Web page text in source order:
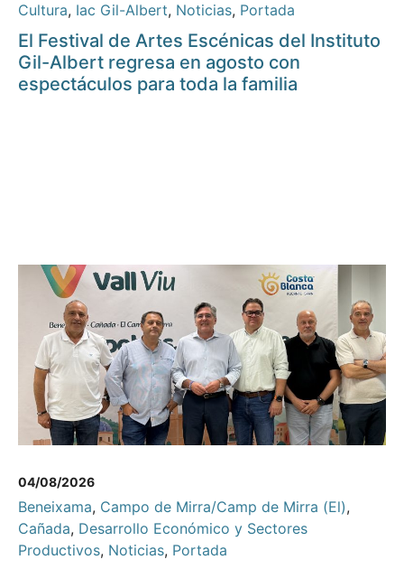
Cultura, Iac Gil-Albert, Noticias, Portada
El Festival de Artes Escénicas del Instituto
Gil-Albert regresa en agosto con
espectáculos para toda la familia
04/08/2026
Beneixama, Campo de Mirra/Camp de Mirra (El),
Cañada, Desarrollo Económico y Sectores
Productivos, Noticias, Portada